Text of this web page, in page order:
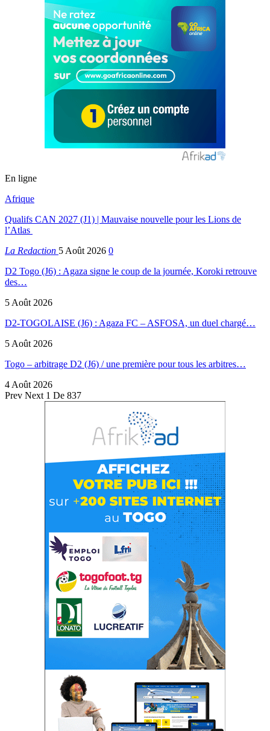
En ligne
Afrique
Qualifs CAN 2027 (J1) | Mauvaise nouvelle pour les Lions de
l’Atlas
La Redaction 5 Août 2026 0
D2 Togo (J6) : Agaza signe le coup de la journée, Koroki retrouve
des…
5 Août 2026
D2-TOGOLAISE (J6) : Agaza FC – ASFOSA, un duel chargé…
5 Août 2026
Togo – arbitrage D2 (J6) / une première pour tous les arbitres…
4 Août 2026
Prev Next 1 De 837